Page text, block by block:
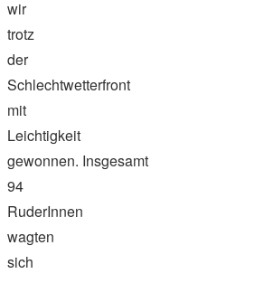
wir
trotz
der
Schlechtwetterfront
mit
Leichtigkeit
gewonnen. Insgesamt
94
RuderInnen
wagten
sich